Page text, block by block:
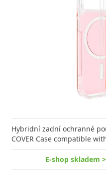
Hybridní zadní ochranné
COVER Case compatible
E-shop skladem